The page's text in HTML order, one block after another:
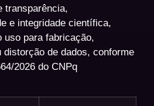
transparência,
e integridade científica,
uso para fabricação,
distorção de dados, conforme
2026 do CNPq